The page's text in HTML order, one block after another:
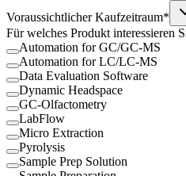
Voraussichtlicher Kaufzeitraum*
Für welches Produkt interessieren
Automation for GC/GC-MS
Automation for LC/LC-MS
Data Evaluation Software
Dynamic Headspace
GC-Olfactometry
LabFlow
Micro Extraction
Pyrolysis
Sample Prep Solution